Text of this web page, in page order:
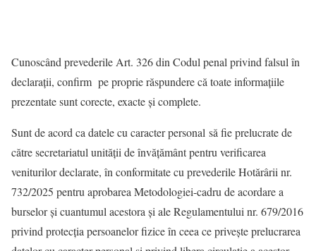
Cunoscând prevederile Art. 326 din Codul penal privind falsul în
declarații, confirm pe proprie răspundere că toate informațiile
prezentate sunt corecte, exacte și complete.
Sunt de acord ca datele cu caracter personal să fie prelucrate de
către secretariatul unității de învățământ pentru verificarea
veniturilor declarate, în conformitate cu prevederile Hotărârii nr.
732/2025 pentru aprobarea Metodologiei-cadru de acordare a
burselor şi cuantumul acestora și ale Regulamentului nr. 679/2016
privind protecţia persoanelor fizice în ceea ce priveşte prelucrarea